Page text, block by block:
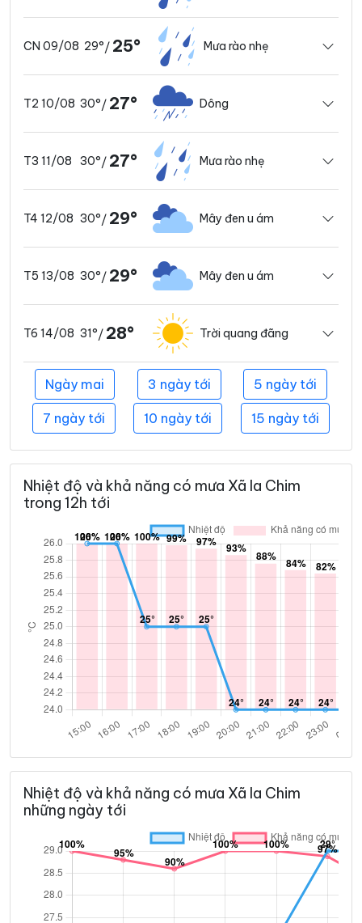
CN 09/08 29°/ 25° Mưa rào nhẹ
T2 10/08 30°/ 27° Dông
T3 11/08 30°/ 27° Mưa rào nhẹ
T4 12/08 30°/ 29° Mây đen u ám
T5 13/08 30°/ 29° Mây đen u ám
T6 14/08 31°/ 28° Trời quang đãng
Ngày mai 3 ngày tới 5 ngày tới
7 ngày tới 10 ngày tới 15 ngày tới
Nhiệt độ và khả năng có mưa Xã Ia Chim
trong 12h tới
Nhiệt độ và khả năng có mưa Xã Ia Chim
những ngày tới